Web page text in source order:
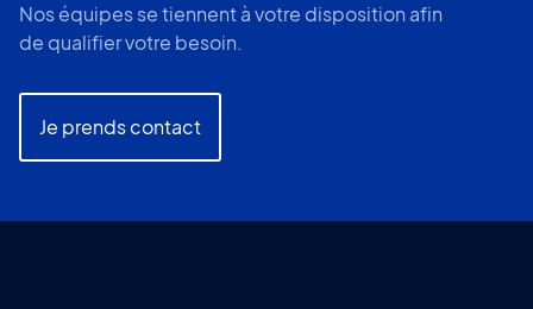
Nos équipes se tiennent à votre disposition afin
de qualifier votre besoin.
Je prends contact